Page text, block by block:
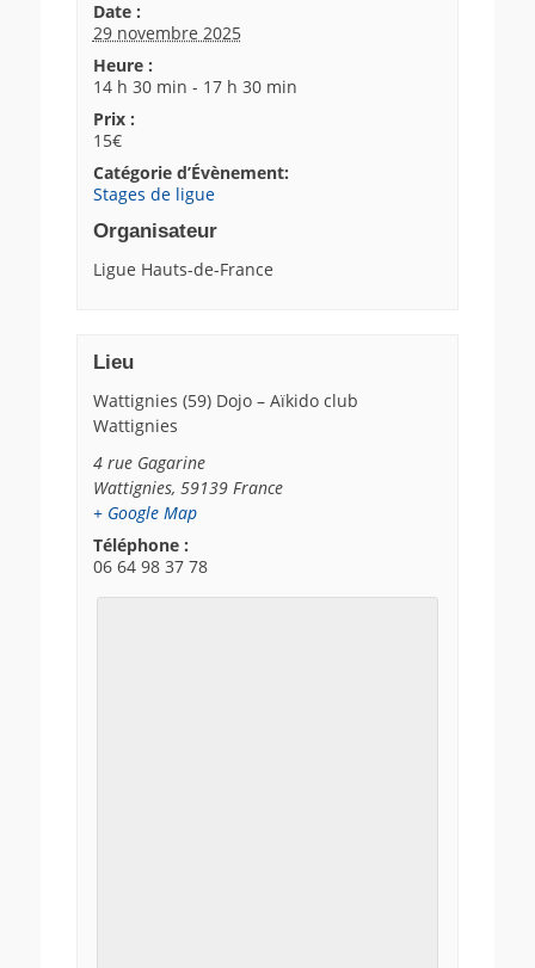
Date :
29 novembre 2025
Heure :
14 h 30 min - 17 h 30 min
Prix :
15€
Catégorie d’Évènement:
Stages de ligue
Organisateur
Ligue Hauts-de-France
Lieu
Wattignies (59) Dojo – Aïkido club
Wattignies
4 rue Gagarine
Wattignies, 59139 France
+ Google Map
Téléphone :
06 64 98 37 78